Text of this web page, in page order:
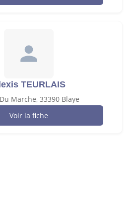
TEURLAIS
Marche, 33390 Blaye
Voir la fiche